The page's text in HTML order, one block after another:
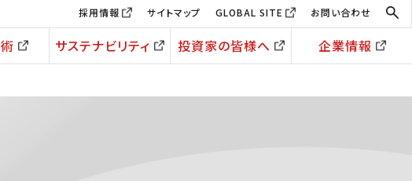
採用情報 サイトマップ GLOBAL SITE お問い合わせ
サステナビリティ 投資家の皆様へ 企業情報